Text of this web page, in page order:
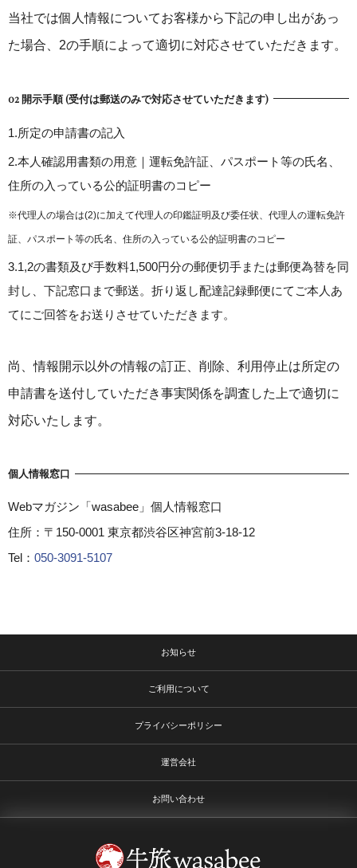
当社では個人情報についてお客様から下記の申し出があっ
た場合、2の手順によって適切に対応させていただきます。
02 開示手順 (受付は郵送のみで対応させていただきます)
1.所定の申請書の記入
2.本人確認用書類の用意｜運転免許証、パスポート等の氏名、
住所の入っている公的証明書のコピー
※代理人の場合は(2)に加えて代理人の印鑑証明及び委任状、代理人の運転免許
証、パスポート等の氏名、住所の入っている公的証明書のコピー
3.1,2の書類及び手数料1,500円分の郵便切手または郵便為替を同
封し、下記窓口まで郵送。折り返し配達記録郵便にてご本人あ
てにご回答をお送りさせていただきます。
尚、情報開示以外の情報の訂正、削除、利用停止は所定の
申請書を送付していただき事実関係を調査した上で適切に
対応いたします。
個人情報窓口
Webマガジン「wasabee」個人情報窓口
住所：〒150-0001 東京都渋谷区神宮前3-18-12
Tel： 050-3091-5107
お知らせ
ご利用について
プライバシーポリシー
運営会社
お問い合わせ